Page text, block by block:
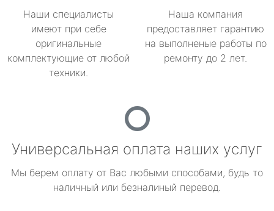
Наши специалисты
имеют при себе
оригинальные
комплектующие от любой
техники.
Наша компания
предоставляет гарантию
на выполненые работы по
ремонту до 2 лет.
Универсальная оплата наших услуг
Мы берем оплату от Вас любыми способами, будь то
наличный или безналиный перевод.